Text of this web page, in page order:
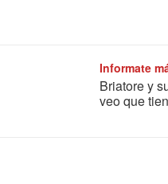
Informate
Briatore y
veo que